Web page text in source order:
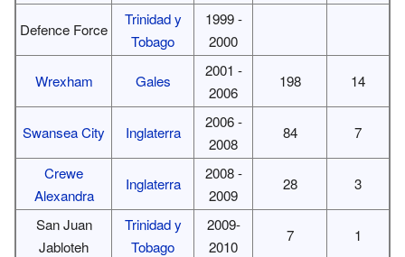
Defence Force
Trinidad y
Tobago
1999 -
2000
Wrexham Gales
2001 -
2006
198 14
Swansea City Inglaterra
2006 -
2008
84 7
Crewe
Alexandra
Inglaterra
2008 -
2009
28 3
San Juan
Jabloteh
Trinidad y
Tobago
2009-
2010
7 1